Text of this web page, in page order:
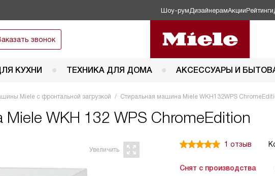
Шоу-рум ДизайнерамАкцииРейтинги
звонок
КУХНИ ТЕХНИКА ДЛЯ ДОМА АКСЕССУАРЫ И
Miele с фронтальной загрузкой Стиральная машина Miele WKH132WPS
Miele WKH 132 WPS ChromeEdition
1 отзыв
Снят с производства